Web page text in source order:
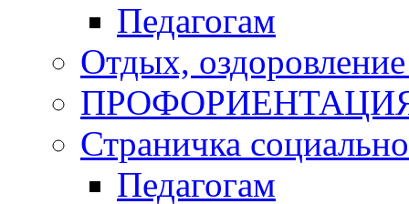
Педагогам
Отдых, оздоровление
Страничка
Педагогам